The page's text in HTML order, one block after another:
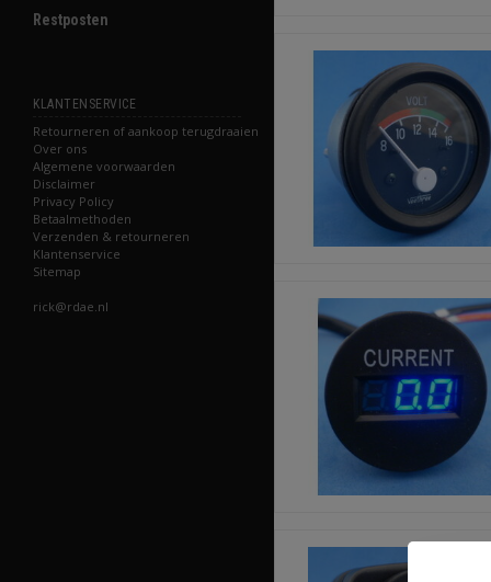
Restposten
KLANTENSERVICE
Retourneren of aankoop terugdraaien
Over ons
Algemene voorwaarden
Disclaimer
Privacy Policy
Betaalmethoden
Verzenden & retourneren
Klantenservice
Sitemap
rick@rdae.nl